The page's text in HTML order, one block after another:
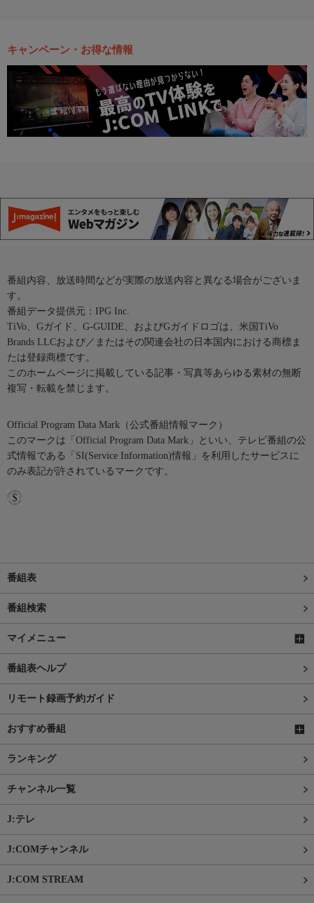
キャンペーン・お得な情報
番組内容、放送時間などが実際の放送内容と異なる場合がございま
す。
番組データ提供元：IPG Inc.
TiVo、Gガイド、G-GUIDE、およびGガイドロゴは、米国TiVo
Brands LLCおよび／またはその関連会社の日本国内における商標ま
たは登録商標です。
このホームページに掲載している記事・写真等あらゆる素材の無断
複写・転載を禁じます。
Official Program Data Mark（公式番組情報マーク）
このマークは「Official Program Data Mark」といい、テレビ番組の公
式情報である「SI(Service Information)情報」を利用したサービスに
のみ表記が許されているマークです。
番組表
番組検索
マイメニュー
番組表ヘルプ
リモート録画予約ガイド
おすすめ番組
ランキング
チャンネル一覧
J:テレ
J:COMチャンネル
J:COM STREAM